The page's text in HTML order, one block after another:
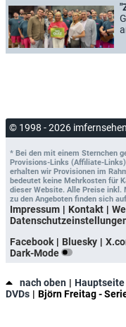
© 1998 - 2026
* Bei den mit einem Sternchen
Provisions-Links (Affiliate-
erhalten wir Provisionen im
bedeutet keine Mehrkosten für
dieser Website. Alle Preise inkl.
zu den Angeboten finden sich
Impressum Kontakt
Facebook
Bluesky
Dark-Mode
nach oben Hauptseite
DVDs
Björn Freitag -